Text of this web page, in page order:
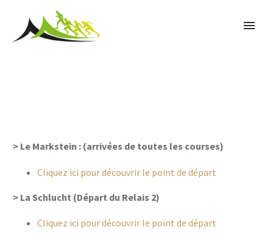
> Le Markstein : (arrivées de toutes les courses)
Cliquez ici pour découvrir le point de départ
> La Schlucht (Départ du Relais 2)
Cliquez ici pour découvrir le point de départ